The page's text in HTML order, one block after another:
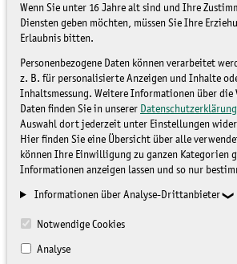
Wenn Sie unter 16 Jahre alt sind und Ihre
Diensten geben möchten, müssen Sie Ihre
Erlaubnis bitten.
Personenbezogene Daten können verarbeitet
z. B. für personalisierte Anzeigen und Inhalte
Inhaltsmessung. Weitere Informationen über die
Daten finden Sie in unserer Datenschutzerklärung
Auswahl dort jederzeit unter Einstellungen
Hier finden Sie eine Übersicht über alle
können Ihre Einwilligung zu ganzen Kategorien
Informationen anzeigen lassen und so nur
Informationen über Analyse-Drittanbieter
Notwendige Cookies
Analyse
Wald da sind die
WALD